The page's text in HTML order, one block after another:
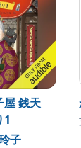
屋 銭天
子